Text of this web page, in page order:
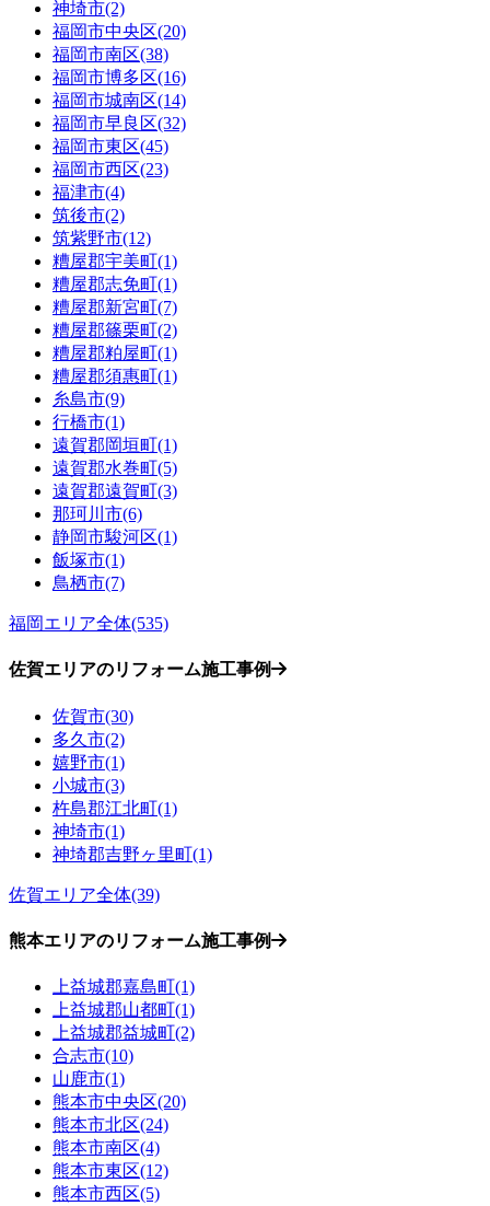
神埼市(2)
福岡市中央区(20)
福岡市南区(38)
福岡市博多区(16)
福岡市城南区(14)
福岡市早良区(32)
福岡市東区(45)
福岡市西区(23)
福津市(4)
筑後市(2)
筑紫野市(12)
糟屋郡宇美町(1)
糟屋郡志免町(1)
糟屋郡新宮町(7)
糟屋郡篠栗町(2)
糟屋郡粕屋町(1)
糟屋郡須惠町(1)
糸島市(9)
行橋市(1)
遠賀郡岡垣町(1)
遠賀郡水巻町(5)
遠賀郡遠賀町(3)
那珂川市(6)
静岡市駿河区(1)
飯塚市(1)
鳥栖市(7)
福岡エリア全体(535)
佐賀エリアのリフォーム施工事例
佐賀市(30)
多久市(2)
嬉野市(1)
小城市(3)
杵島郡江北町(1)
神埼市(1)
神埼郡吉野ヶ里町(1)
佐賀エリア全体(39)
熊本エリアのリフォーム施工事例
上益城郡嘉島町(1)
上益城郡山都町(1)
上益城郡益城町(2)
合志市(10)
山鹿市(1)
熊本市中央区(20)
熊本市北区(24)
熊本市南区(4)
熊本市東区(12)
熊本市西区(5)